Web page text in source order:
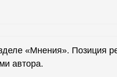
«Мнения». Позиция
автора.